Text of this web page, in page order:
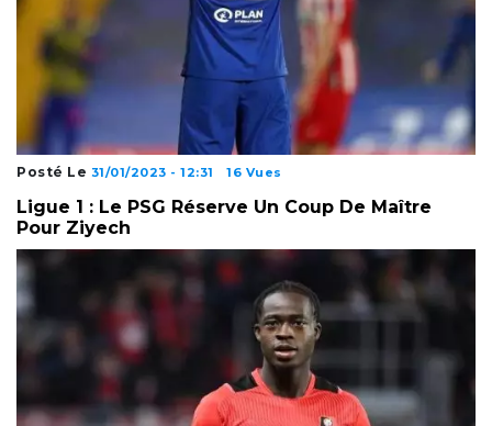
Posté Le 31/01/2023 - 12:31 16 Vues
Ligue 1 : Le PSG Réserve Un Coup De Maître
Pour Ziyech